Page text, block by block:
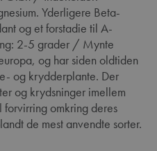
Yderligere Beta-
og et forstadie til A-
2-5 grader / Mynte
og har siden oldtiden
og krydderplante. Der
og krydsninger imellem
omkring deres
de mest anvendte sorter.